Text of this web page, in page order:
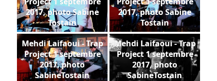
2017, photo Sabine
Tostain
2017, photo Sabine
Tostain
Mehdi Laifaoui - Trap
Project 1 septembre
2017, photo
SabineTostain
Mehdi Laifaoui - Trap
Project 1 septembre
2017, photo
SabineTostain